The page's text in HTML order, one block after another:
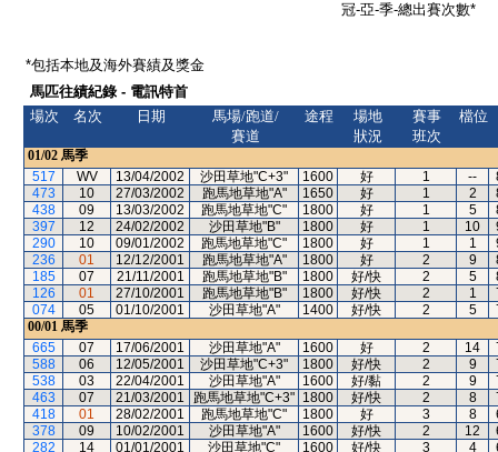
冠-亞-季-總出賽次數*
*包括本地及海外賽績及獎金
馬匹往績紀錄 - 電訊特首
場次
名次 日期
馬場/跑道/
賽道
途程
場地
狀況
賽事
班次
檔位
01/02 馬季
517
WV 13/04/2002 沙田草地"C+3" 1600 好 1 --
473
10 27/03/2002 跑馬地草地"A" 1650 好 1 2
438
09 13/03/2002 跑馬地草地"C" 1800 好 1 5
397
12 24/02/2002 沙田草地"B" 1800 好 1 10
290
10 09/01/2002 跑馬地草地"C" 1800 好 1 1
236
01 12/12/2001 跑馬地草地"A" 1800 好 2 9
185
07 21/11/2001 跑馬地草地"B" 1800 好/快 2 5
126
01 27/10/2001 跑馬地草地"B" 1800 好/快 2 1
074
05 01/10/2001 沙田草地"A" 1400 好/快 2 5
00/01 馬季
665
07 17/06/2001 沙田草地"A" 1600 好 2 14
588
06 12/05/2001 沙田草地"C+3" 1800 好/快 2 9
538
03 22/04/2001 沙田草地"A" 1600 好/黏 2 9
463
07 21/03/2001 跑馬地草地"C+3" 1800 好/快 2 8
418
01 28/02/2001 跑馬地草地"C" 1800 好 3 8
378
09 10/02/2001 沙田草地"A" 1600 好/快 2 12
282
14 01/01/2001 沙田草地"C" 1600 好/快 3 4